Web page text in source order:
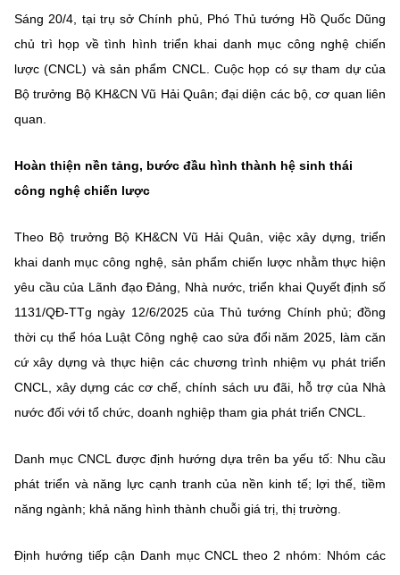
Vietnamese English
Điều khoản sử dụng Theo dõi MST:
Cơ quan chủ quản: Bộ Khoa học và Công nghệ (MST)
Chịu trách nhiệm nội dung: Nguyễn Thị Hải Hằng
Giám đốc Trung tâm Truyền thông Khoa học và Công nghệ.
Liên hệ
Điện thoại: 024 3936 9506
Email: stc@mst.gov.vn
©2026 Bản quyền thuộc Bộ Khoa Học và Công Nghệ
(Ghi rõ nguồn "https://mst.gov.vn" khi phát hành lại thông tin từ
Sáng 20/4, tại trụ sở Chính phủ, Phó Thủ tướng Hồ Quốc Dũng
chủ trì họp về tình hình triển khai danh mục công nghệ chiến
lược (CNCL) và sản phẩm CNCL. Cuộc họp có sự tham dự của
Bộ trưởng Bộ KH&CN Vũ Hải Quân; đại diện các bộ, cơ quan liên
quan.
Hoàn thiện nền tảng, bước đầu hình thành hệ sinh thái
công nghệ chiến lược
Theo Bộ trưởng Bộ KH&CN Vũ Hải Quân, việc xây dựng, triển
khai danh mục công nghệ, sản phẩm chiến lược nhằm thực hiện
yêu cầu của Lãnh đạo Đảng, Nhà nước, triển khai Quyết định số
1131/QĐ-TTg ngày 12/6/2025 của Thủ tướng Chính phủ; đồng
thời cụ thể hóa Luật Công nghệ cao sửa đổi năm 2025, làm căn
cứ xây dựng và thực hiện các chương trình nhiệm vụ phát triển
CNCL, xây dựng các cơ chế, chính sách ưu đãi, hỗ trợ của Nhà
nước đối với tổ chức, doanh nghiệp tham gia phát triển CNCL.
Danh mục CNCL được định hướng dựa trên ba yếu tố: Nhu cầu
phát triển và năng lực cạnh tranh của nền kinh tế; lợi thế, tiềm
năng ngành; khả năng hình thành chuỗi giá trị, thị trường.
Định hướng tiếp cận Danh mục CNCL theo 2 nhóm: Nhóm các